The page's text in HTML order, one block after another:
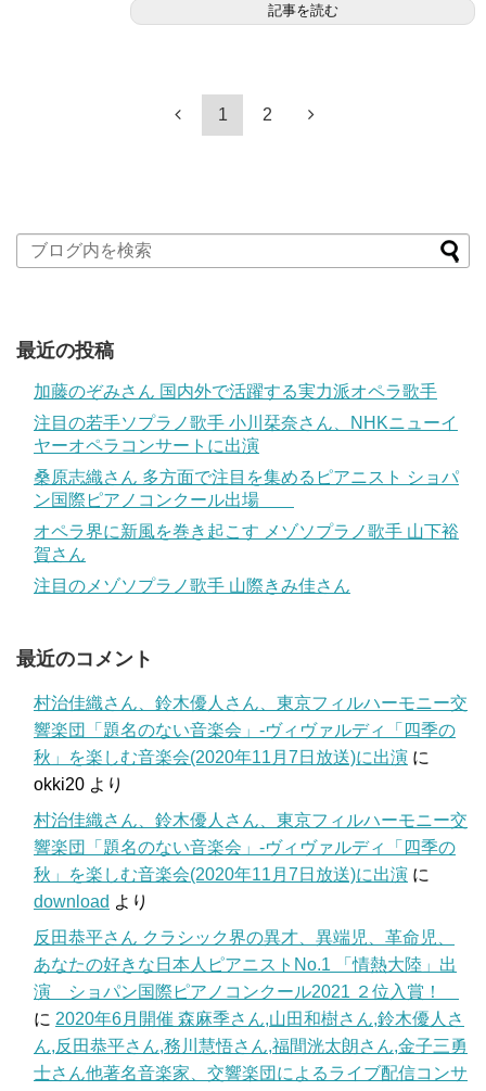
記事を読む
1 2
最近の投稿
加藤のぞみさん 国内外で活躍する実力派オペラ歌手
注目の若手ソプラノ歌手 小川栞奈さん、NHKニューイ
ヤーオペラコンサートに出演
桑原志織さん 多方面で注目を集めるピアニスト ショパ
ン国際ピアノコンクール出場
オペラ界に新風を巻き起こす メゾソプラノ歌手 山下裕
賀さん
注目のメゾソプラノ歌手 山際きみ佳さん
最近のコメント
村治佳織さん、鈴木優人さん、東京フィルハーモニー交
響楽団「題名のない音楽会」-ヴィヴァルディ「四季の
秋」を楽しむ音楽会(2020年11月7日放送)に出演 に
okki20 より
村治佳織さん、鈴木優人さん、東京フィルハーモニー交
響楽団「題名のない音楽会」-ヴィヴァルディ「四季の
秋」を楽しむ音楽会(2020年11月7日放送)に出演 に
download より
反田恭平さん クラシック界の異才、異端児、革命児、
あなたの好きな日本人ピアニストNo.1 「情熱大陸」出
演 ショパン国際ピアノコンクール2021 ２位入賞！
に 2020年6月開催 森麻季さん,山田和樹さん,鈴木優人さ
ん,反田恭平さん,務川慧悟さん,福間洸太朗さん,金子三勇
士さん他著名音楽家、交響楽団によるライブ配信コンサ